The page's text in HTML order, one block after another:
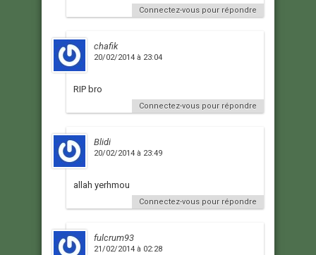
Connectez-vous pour répondre
chafik
20/02/2014 à 23:04
RIP bro
Connectez-vous pour répondre
Blidi
20/02/2014 à 23:49
allah yerhmou
Connectez-vous pour répondre
fulcrum93
21/02/2014 à 02:28